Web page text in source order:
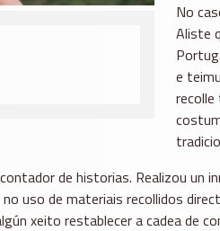
No
Aliste
e
de historias. Realizou
uso de materiais recollidos
xeito restablecer a cadea de